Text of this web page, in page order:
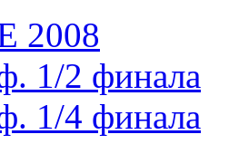
2008
1/2 финала
1/4 финала